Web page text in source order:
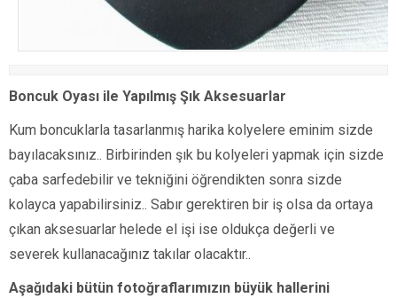
Boncuk Oyası ile Yapılmış Şık Aksesuarlar
Kum boncuklarla tasarlanmış harika kolyelere eminim sizde
bayılacaksınız.. Birbirinden şık bu kolyeleri yapmak için sizde
çaba sarfedebilir ve tekniğini öğrendikten sonra sizde
kolayca yapabilirsiniz.. Sabır gerektiren bir iş olsa da ortaya
çıkan aksesuarlar helede el işi ise oldukça değerli ve
severek kullanacağınız takılar olacaktır..
Aşağıdaki bütün fotoğraflarımızın büyük hallerini